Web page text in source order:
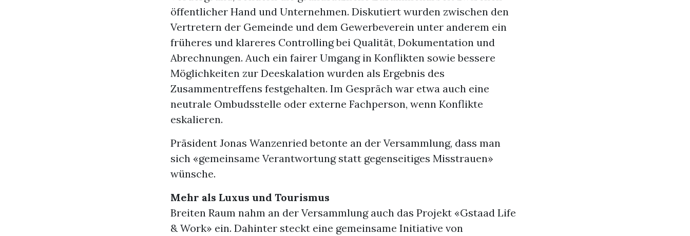
öffentlicher Hand und Unternehmen. Diskutiert wurden zwischen den
Vertretern der Gemeinde und dem Gewerbeverein unter anderem ein
früheres und klareres Controlling bei Qualität, Dokumentation und
Abrechnungen. Auch ein fairer Umgang in Konflikten sowie bessere
Möglichkeiten zur Deeskalation wurden als Ergebnis des
Zusammentreffens festgehalten. Im Gespräch war etwa auch eine
neutrale Ombudsstelle oder externe Fachperson, wenn Konflikte
eskalieren.
Präsident Jonas Wanzenried betonte an der Versammlung, dass man
sich «gemeinsame Verantwortung statt gegenseitiges Misstrauen»
wünsche.
Mehr als Luxus und Tourismus
Breiten Raum nahm an der Versammlung auch das Projekt «Gstaad Life
& Work» ein. Dahinter steckt eine gemeinsame Initiative von